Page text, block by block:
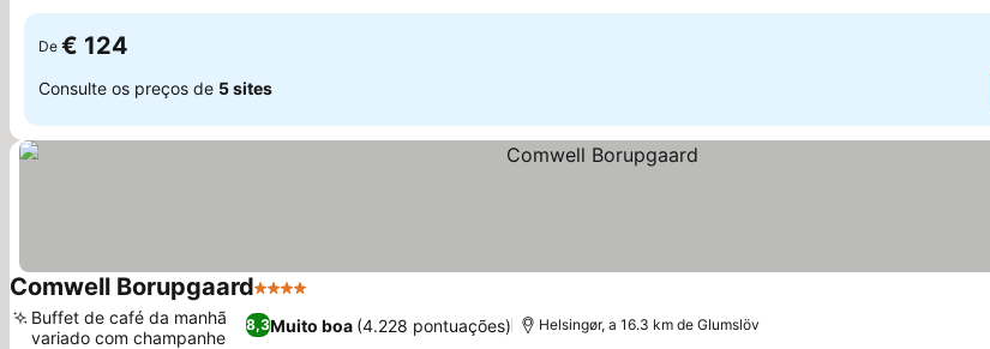
De € 124
Consulte os preços de 5 sites
Comwell Borupgaard4 Estrelas
8,3Muito boa (4.228 pontuações)
Buffet de café da manhã
variado com champanhe
Helsingør, a 16.3 km de Glumslöv